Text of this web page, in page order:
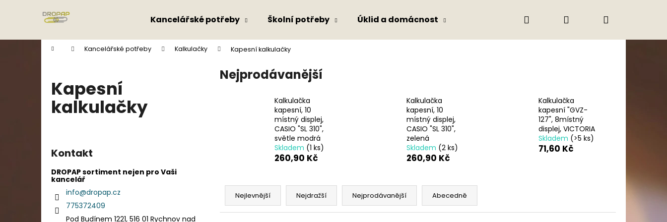
Kancelářské potřeby Školní potřeby Úklid a domácnost Obchodní podmínky
Přihlášení
Domů Kancelářské potřeby Kalkulačky Kapesní kalkulačky
Kapesní
kalkulačky
Kontakt
DROPAP sortiment nejen pro Vaši
kancelář
info@dropap.cz
775372409
Pod Budínem 1221, 516 01 Rychnov nad
Nejprodávanější
Kalkulačka
kapesní, 10
místný displej,
CASIO "SL 310",
světle modrá
Skladem (1 ks)
260,90 Kč
Kalkulačka
kapesní, 10
místný displej,
CASIO "SL 310",
zelená
Skladem (2 ks)
260,90 Kč
Kalkulačka
kapesní "GVZ-
127", 8místný
displej, VICTORIA
Skladem (>5 ks)
71,60 Kč
Ř
z
Nejlevnější Nejdražší Nejprodávanější Abecedně
í
Zpět
do
Zpět
do
Co potřebujete najít?
Doporučujeme